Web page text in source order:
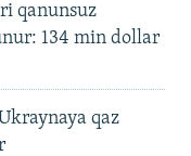
qanunsuz
134 min dollar
qaz